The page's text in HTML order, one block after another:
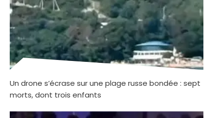
Un drone s’écrase sur une plage russe bondée : sept
morts, dont trois enfants